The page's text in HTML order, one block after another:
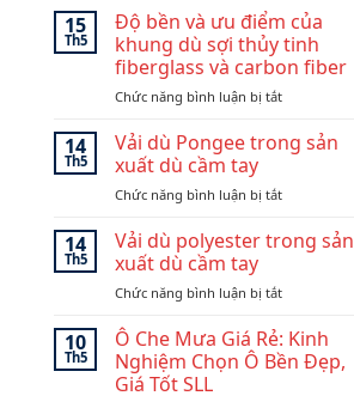
Logo
Làm
Quà
Tặng
ý
mẫu
dù
quà
tặng
nghiệp
đẹp
chuyên
Mẫu
140cm
15
Th5
Độ bền và ưu điểm của
khung dù sợi thủy tinh
fiberglass và carbon fiber
Chức năng bình luận bị tắtở
bền
và
điểm
khung
thủy
fiberglass
và
14
Th5
Vải dù Pongee trong sản
xuất dù cầm tay
Chức năng bình luận bị tắtở
dù
Pongee
sản
dù
cầm
14
Th5
Vải dù polyester trong sản
xuất dù cầm tay
Chức năng bình luận bị tắtở
dù
polyester
trong
10
Th5
Ô Che Mưa Giá Rẻ: Kinh
Nghiệm Chọn Ô Bền Đẹp,
Giá Tốt SLL